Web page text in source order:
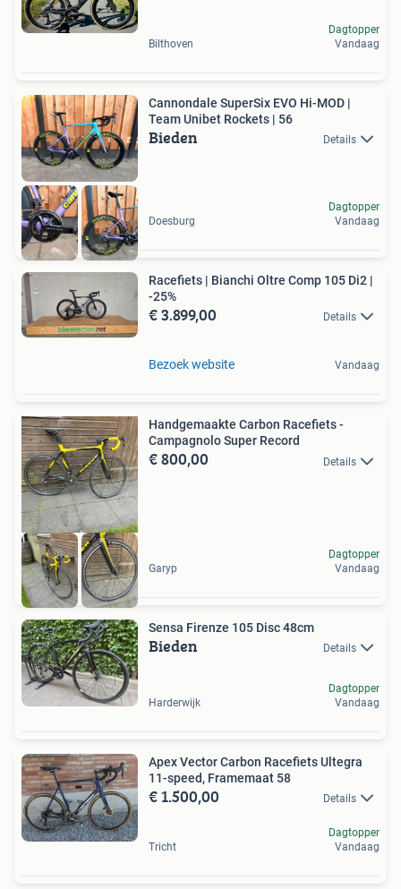
Bilthoven
Dagtopper
Vandaag
Cannondale SuperSix EVO Hi-MOD |
Team Unibet Rockets | 56
Bieden Details
Doesburg
Dagtopper
Vandaag
Racefiets | Bianchi Oltre Comp 105 Di2 |
-25%
€ 3.899,00 Details
Bezoek website Vandaag
Handgemaakte Carbon Racefiets -
Campagnolo Super Record
€ 800,00 Details
Garyp
Dagtopper
Vandaag
Sensa Firenze 105 Disc 48cm
Bieden Details
Harderwijk
Dagtopper
Vandaag
Apex Vector Carbon Racefiets Ultegra
11-speed, Framemaat 58
€ 1.500,00 Details
Tricht
Dagtopper
Vandaag